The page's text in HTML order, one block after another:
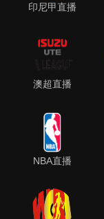
印尼甲直播
澳超直播
NBA直播